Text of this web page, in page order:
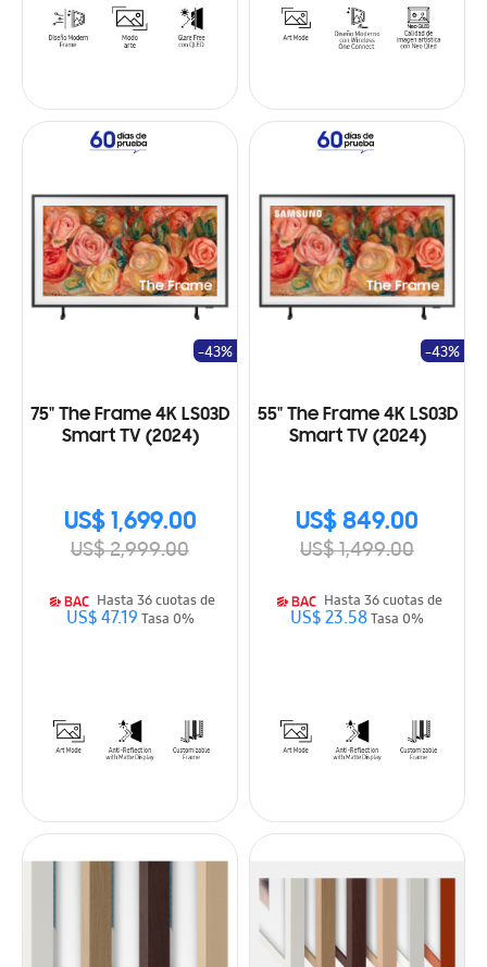
75" The Frame 4K LS03D
Smart TV (2024)
US$ 1,699.00
US$ 2,999.00
-43%
Hasta 36 cuotas de
US$ 47.19Tasa 0%
55" The Frame 4K LS03D
Smart TV (2024)
US$ 849.00
US$ 1,499.00
-43%
Hasta 36 cuotas de
US$ 23.58Tasa 0%